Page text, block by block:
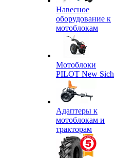
Навесное
оборудование к
мотоблокам
Мотоблоки
PILOT New Sich
Адаптеры к
мотоблокам и
тракторам